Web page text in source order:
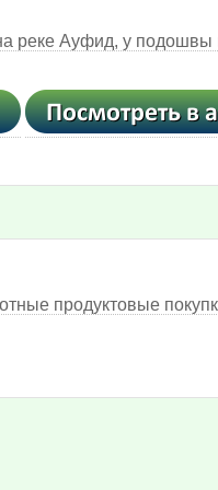
реке Ауфид, у
продуктовые